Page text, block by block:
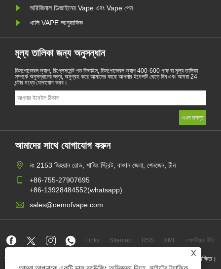
X
অরিজিনাল ডিজাইনের Vape এবং Vape পেন
খালি VAPE আনুষাঙ্গিক
মূল্য তালিকা জন্য অনুসন্ধান
ডিসপোজেবল ভ্যাপ, রিপ্লেসমেন্ট পড ডিভাইস, ডিসপোজেবল ভ্যাপ 400-600 পাফ বা মূল্য তালিকা
সম্পর্কে অনুসন্ধানের জন্য, অনুগ্রহ করে আমাদের কাছে আপনার ইমেলটি ছেড়ে দিন এবং আমরা 24
ঘন্টার মধ্যে যোগাযোগ করব।
আমাদের সাথে যোগাযোগ করুন
নং 2153 জিহুয়ান রোড, শাজিং স্ট্রিট, বাওান জেলা, শেনজেন, চীন
+86-755-27907695
+86-13928484552(whatsapp)
sales@oemofvape.com
Links Sitemap RSS XML গোপনীয়তা নীতি
কপিরাইট © 2022 অ্যাপলাস প্রিসিশন টেকনোলজি কোং, লিমিটেড। সমস্ত অধিকার সংরক্ষিত।